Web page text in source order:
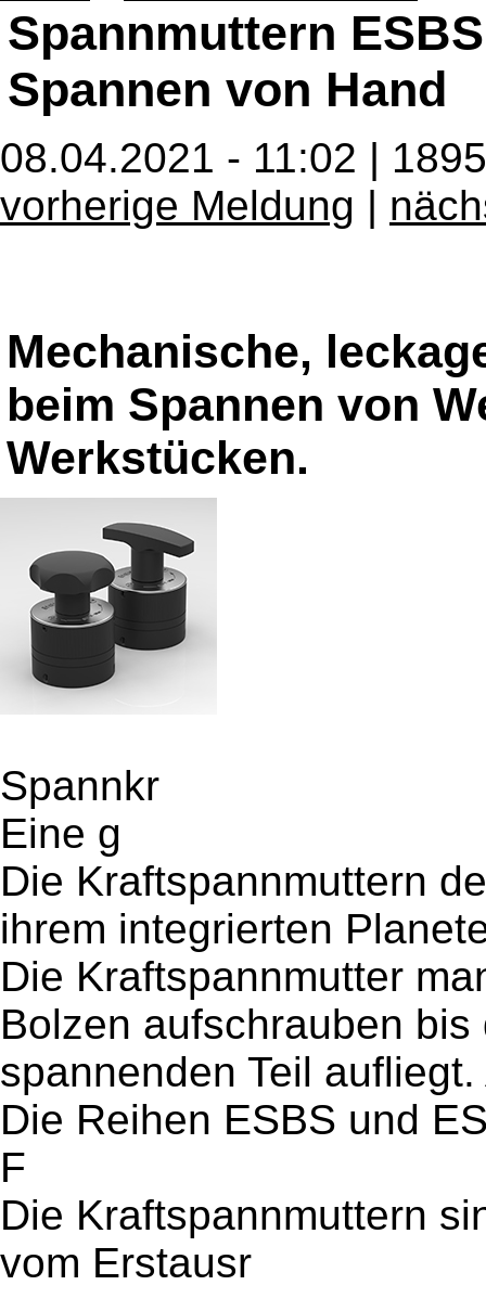
Spannmuttern
Spannen von Hand
08.04.2021 - 11:02 |
vorherige Meldung |
Mechanische,
beim Spannen von
Werkstücken.
Spannkr
Eine g
Die Kraftspannmuttern
ihrem integrierten
Die Kraftspannmutter
Bolzen aufschrauben
spannenden Teil
Die Reihen ESBS und
F
Die Kraftspannmuttern
vom Erstausr